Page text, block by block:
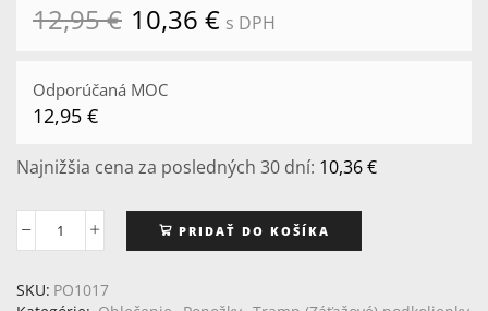
12,95€ Pôvodná
cena
12,95 €.
10,36 €Aktuálna
cena
s DPH
Odporúčaná MOC
12,95 €
Najnižšia cena za posledných 30 dní: 10,36€
množstvo
podkolienka
PRIDAŤ DO KOŠÍKA
SKU: PO1017